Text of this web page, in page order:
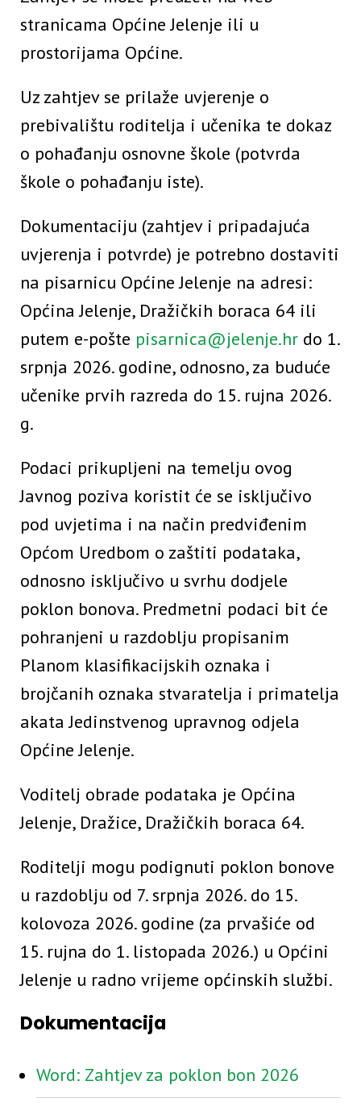
stranicama Općine Jelenje ili u
prostorijama Općine.
Uz zahtjev se prilaže uvjerenje o
prebivalištu roditelja i učenika te dokaz
o pohađanju osnovne škole (potvrda
škole o pohađanju iste).
Dokumentaciju (zahtjev i pripadajuća
uvjerenja i potvrde) je potrebno dostaviti
na pisarnicu Općine Jelenje na adresi:
Općina Jelenje, Dražičkih boraca 64 ili
putem e-pošte pisarnica@jelenje.hr do 1.
srpnja 2026. godine, odnosno, za buduće
učenike prvih razreda do 15. rujna 2026.
g.
Podaci prikupljeni na temelju ovog
Javnog poziva koristit će se isključivo
pod uvjetima i na način predviđenim
Općom Uredbom o zaštiti podataka,
odnosno isključivo u svrhu dodjele
poklon bonova. Predmetni podaci bit će
pohranjeni u razdoblju propisanim
Planom klasifikacijskih oznaka i
brojčanih oznaka stvaratelja i primatelja
akata Jedinstvenog upravnog odjela
Općine Jelenje.
Voditelj obrade podataka je Općina
Jelenje, Dražice, Dražičkih boraca 64.
Roditelji mogu podignuti poklon bonove
u razdoblju od 7. srpnja 2026. do 15.
kolovoza 2026. godine (za prvašiće od
15. rujna do 1. listopada 2026.) u Općini
Jelenje u radno vrijeme općinskih službi.
Dokumentacija
Word: Zahtjev za poklon bon 2026